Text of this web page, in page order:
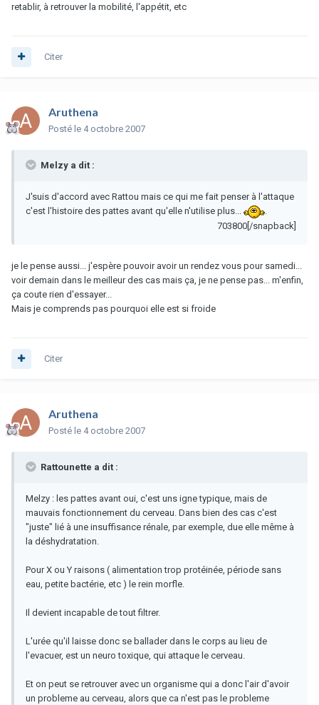
retablir, à retrouver la mobilité, l'appétit, etc
Citer
Aruthena
Posté le 4 octobre 2007
Melzy a dit :
J'suis d'accord avec Rattou mais ce qui me fait penser à l'attaque
c'est l'histoire des pattes avant qu'elle n'utilise plus...
.
703800[/snapback]
je le pense aussi... j'espère pouvoir avoir un rendez vous pour samedi...
voir demain dans le meilleur des cas mais ça, je ne pense pas... m'enfin,
ça coute rien d'essayer...
Mais je comprends pas pourquoi elle est si froide
Citer
Aruthena
Posté le 4 octobre 2007
Rattounette a dit :
Melzy : les pattes avant oui, c'est uns igne typique, mais de
mauvais fonctionnement du cerveau. Dans bien des cas c'est
"juste" lié à une insuffisance rénale, par exemple, due elle même à
la déshydratation.
Pour X ou Y raisons ( alimentation trop protéinée, période sans
eau, petite bactérie, etc ) le rein morfle.
Il devient incapable de tout filtrer.
L'urée qu'il laisse donc se ballader dans le corps au lieu de
l'evacuer, est un neuro toxique, qui attaque le cerveau.
Et on peut se retrouver avec un organisme qui a donc l'air d'avoir
un probleme au cerveau, alors que ca n'est pas le probleme